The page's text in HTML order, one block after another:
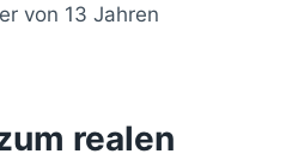
von 13 Jahren
realen